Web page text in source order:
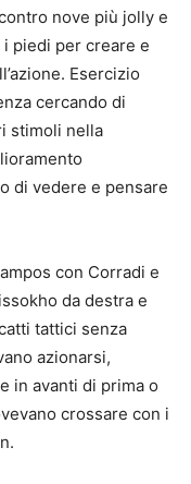
nove più jolly e
piedi per creare e
Esercizio
cercando di
stimoli nella
di vedere e pensare
con Corradi e
da destra e
tattici senza
azionarsi,
in avanti di prima o
crossare con i